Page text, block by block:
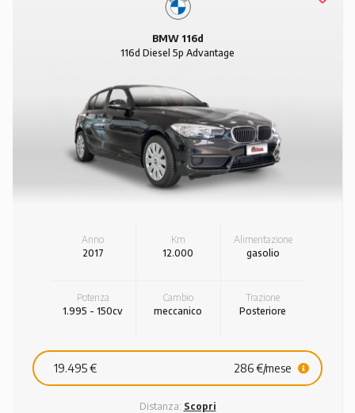
BMW 116d
116d Diesel 5p Advantage
Anno
2017
Km
12.000
Alimentazione
gasolio
Potenza
1.995 - 150cv
Cambio
meccanico
Trazione
Posteriore
19.495 € 286 €/mese
Distanza: Scopri